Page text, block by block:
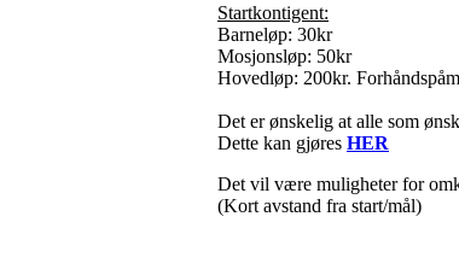
Startkontigent:
Barneløp: 30kr
Mosjonsløp: 50kr
Hovedløp: 200kr.
Det er ønskelig at alle som
Dette kan gjøres HER
Det vil være muligheter for
(Kort avstand fra start/mål)